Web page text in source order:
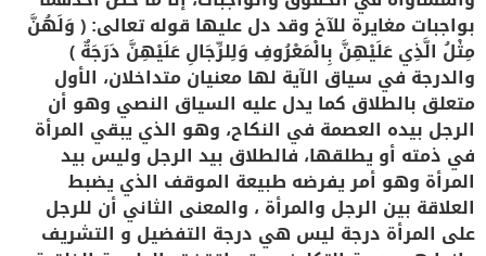
بواجبات مغايرة للآخ وقد دل عليها قوله تعالى: ﴿ وَلَهُنَّ
مِثْلُ الَّذِي عَلَيْهِنَّ بِالْمَعْرُوفِ وَلِلرِّجَالِ عَلَيْهِنَّ دَرَجَةٌ ﴾
والدرجة في سياق الآية لها معنيان متداخلان، الأول
متعلق بالطلاق كما يدل عليه السياق النصي وهو أن
الرجل بيده العصمة في النكاح، وهو الذي يبقي المرأة
في ذمته أو يطلقها، فالطلاق بيد الرجل وليس بيد
المرأة وهو أمر يفرضه طبيعة الموقف الذي يضبط
العلاقة بين الرجل والمرأة ، والمعنى الثاني أن للرجل
على المرأة درجة ليس هي درجة التفضيل و التشريف